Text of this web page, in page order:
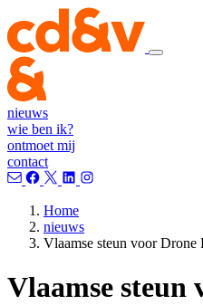
nieuws
wie ben ik?
ontmoet mij
contact
Home
nieuws
Vlaamse steun voor Drone
Vlaamse steun